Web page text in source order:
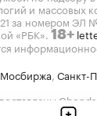
и массовых
за номером ЭЛ
«РБК». 18+
Мосбиржа Санкт-
Cbonds.